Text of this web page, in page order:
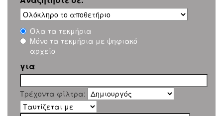
Όλα τα τεκμήρια
Μόνο τα τεκμήρια με ψηφιακό
αρχείο
για
Τρέχοντα φίλτρα: